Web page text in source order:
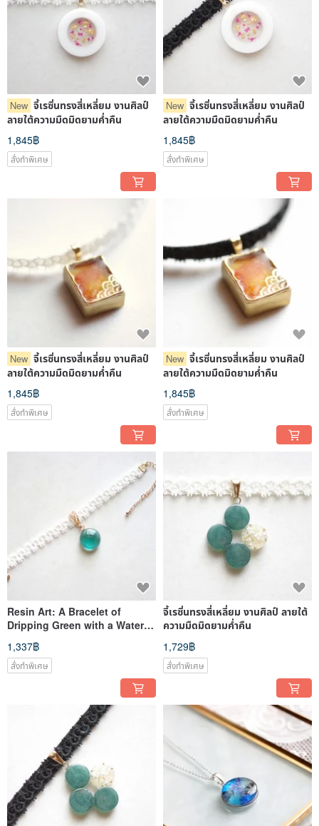
New จี้เรซิ่นทรงสี่เหลี่ยม งานศิลป์
ลายใต้ความมืดมิดยามค่ำคืน
1,845฿
สั่งทำพิเศษ
New จี้เรซิ่นทรงสี่เหลี่ยม งานศิลป์
ลายใต้ความมืดมิดยามค่ำคืน
1,845฿
สั่งทำพิเศษ
New จี้เรซิ่นทรงสี่เหลี่ยม งานศิลป์
ลายใต้ความมืดมิดยามค่ำคืน
1,845฿
สั่งทำพิเศษ
New จี้เรซิ่นทรงสี่เหลี่ยม งานศิลป์
ลายใต้ความมืดมิดยามค่ำคืน
1,845฿
สั่งทำพิเศษ
Resin Art: A Bracelet of
Dripping Green with a Water
Drop and Tatting Lace, and
Satin Ribbon
1,337฿
สั่งทำพิเศษ
จี้เรซิ่นทรงสี่เหลี่ยม งานศิลป์ ลายใต้
ความมืดมิดยามค่ำคืน
1,729฿
สั่งทำพิเศษ